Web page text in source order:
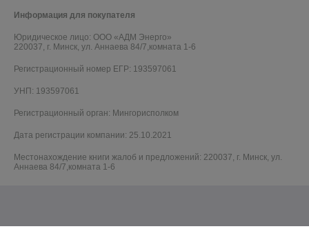
Информация для покупателя
Юридическое лицо: ООО «АДМ Энерго»
220037, г. Минск, ул. Аннаева 84/7,комната 1-6
Регистрационный номер ЕГР: 193597061
УНП: 193597061
Регистрационный орган: Мингорисполком
Дата регистрации компании: 25.10.2021
Местонахождение книги жалоб и предложений: 220037, г. Минск, ул.
Аннаева 84/7,комната 1-6